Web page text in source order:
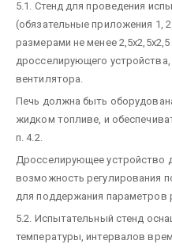
5.1. Стенд для проведения
(обязательные приложения 1,
размерами не менее
дросселирующего
вентилятора.
Печь должна быть
жидком топливе, и
п. 4.2.
Дросселирующее устройство
возможность регулирования
для поддержания параметров
5.2. Испытательный стенд
температуры, интервалов